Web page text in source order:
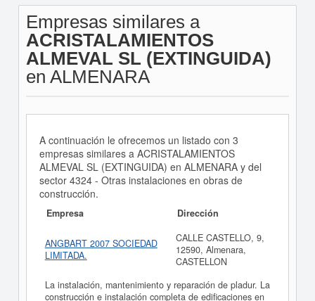
Empresas similares a
ACRISTALAMIENTOS
ALMEVAL SL (EXTINGUIDA)
en ALMENARA
A continuación le ofrecemos un listado con 3
empresas similares a ACRISTALAMIENTOS
ALMEVAL SL (EXTINGUIDA) en ALMENARA y del
sector 4324 - Otras instalaciones en obras de
construcción.
Empresa Dirección
ANGBART 2007 SOCIEDAD
LIMITADA.
CALLE CASTELLO, 9,
12590, Almenara,
CASTELLON
La instalación, mantenimiento y reparación de pladur. La
construcción e instalación completa de edificaciones en